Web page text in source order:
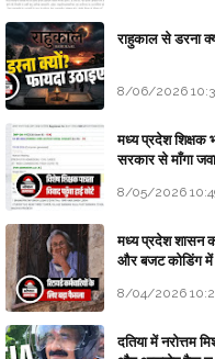
राहुकाल से डरना
8/06/2026
मध्य प्रदेश शिक्षक
सरकार से माँगा
8/05/2026
मध्य प्रदेश शासन
और बजट कोडिंग में
8/04/2026
दतिया में नरोत्तम